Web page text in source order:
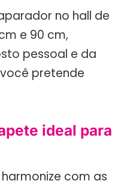
no hall de
e 90 cm,
pessoal e da
pretende
ideal para
com as